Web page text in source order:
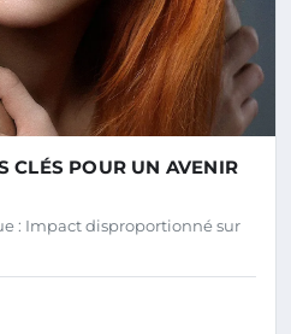
CLÉS POUR UN AVENIR
: Impact disproportionné sur